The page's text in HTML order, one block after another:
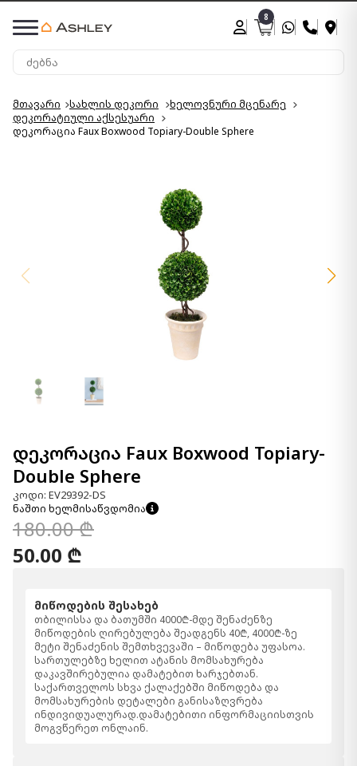
8
მთავარი სახლის დეკორი
ხელოვნური მცენარე
დეკორატიული აქსესუარი
დეკორაცია Faux Boxwood Topiary-Double Sphere
დეკორაცია Faux Boxwood Topiary-
Double Sphere
კოდი: EV29392-DS
ნაშთი ხელმისაწვდომია
180.00 ₾
50.00 ₾
მიწოდების შესახებ
თბილისსა და ბათუმში 4000₾-მდე შენაძენზე
მიწოდების ღირებულება შეადგენს 40₾, 4000₾-ზე
მეტი შენაძენის შემთხვევაში – მიწოდება უფასოა.
სართულებზე ხელით ატანის მომსახურება
დაკავშირებულია დამატებით ხარჯებთან.
საქართველოს სხვა ქალაქებში მიწოდება და
მომსახურების დეტალები განისაზღვრება
ინდივიდუალურად.დამატებითი ინფორმაციისთვის
მოგვწერეთ ონლაინ.